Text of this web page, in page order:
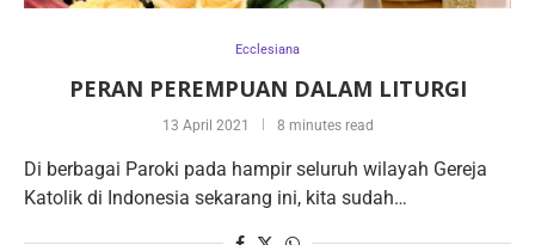
Ecclesiana
PERAN PEREMPUAN DALAM LITURGI
13 April 2021 8 minutes read
Di berbagai Paroki pada hampir seluruh wilayah Gereja
Katolik di Indonesia sekarang ini, kita sudah…